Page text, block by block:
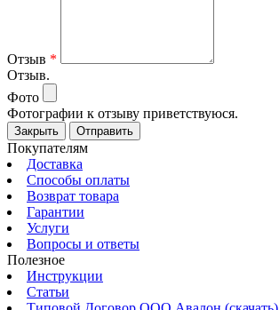
Отзыв *
Отзыв.
Фото
Фотографии к отзыву приветствуюся.
Закрыть Отправить
Покупателям
Доставка
Способы оплаты
Возврат товара
Гарантии
Услуги
Вопросы и ответы
Полезное
Инструкции
Статьи